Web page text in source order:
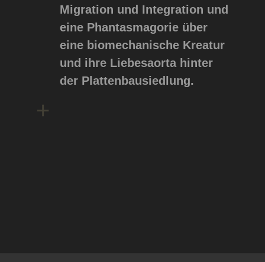
Migration und Integration und
eine Phantasmagorie über
eine biomechanische Kreatur
und ihre Liebesaorta hinter
der Plattenbausiedlung.
+